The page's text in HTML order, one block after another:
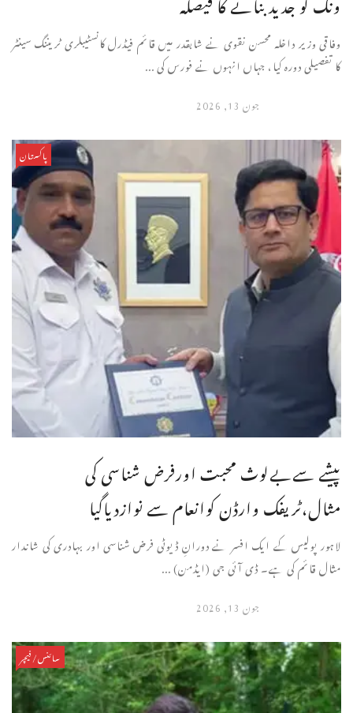
وفاقی وزیر داخلہ محسن نقوی نے شابقدر میں قائم فیڈرل کانسٹیبلری ٹریننگ سینٹر
کا تفصیلی دورہ کیا، جہاں انہوں نے فورس کی ...
جون 13, 2026
پاکستان
پیشے سےبےلوث محبت اورفرض شناسی کی
مثال،ٹریفک وارڈن کوانعام سے نوازدیاگیا
لاہور پولیس کے ایک افسر نے دورانِ ڈیوٹی فرض شناسی اور بہادری کی شاندار
مثال قائم کی ہے۔ ڈی آئی جی (ایڈمن) ...
جون 13, 2026
سائنس/فیچر